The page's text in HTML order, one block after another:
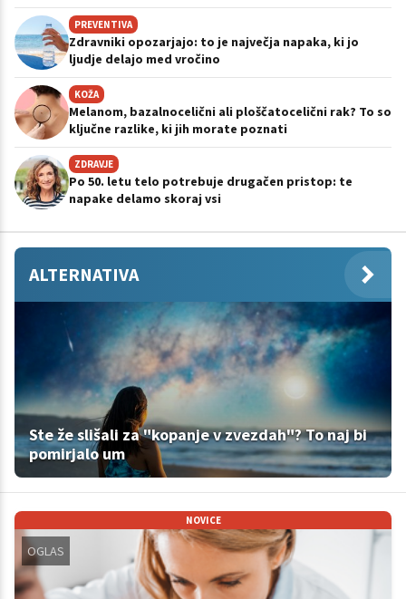
PREVENTIVA
Zdravniki opozarjajo: to je največja napaka, ki jo
ljudje delajo med vročino
KOŽA
Melanom, bazalnocelični ali ploščatocelični rak? To so
ključne razlike, ki jih morate poznati
ZDRAVJE
Po 50. letu telo potrebuje drugačen pristop: te
napake delamo skoraj vsi
ALTERNATIVA
Ste že slišali za "kopanje v zvezdah"? To naj bi
pomirjalo um
NOVICE
OGLAS